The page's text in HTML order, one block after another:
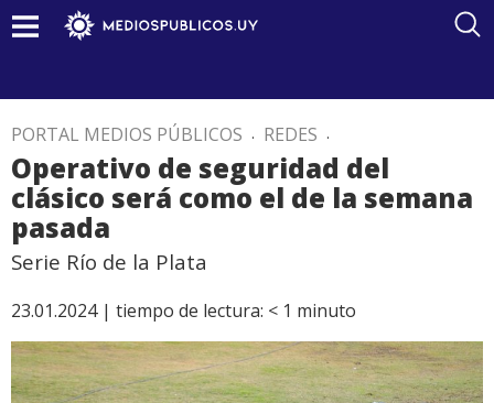
PORTAL MEDIOS PÚBLICOS . REDES .
Operativo de seguridad del
clásico será como el de la semana
pasada
Serie Río de la Plata
23.01.2024 | tiempo de lectura: < 1 minuto